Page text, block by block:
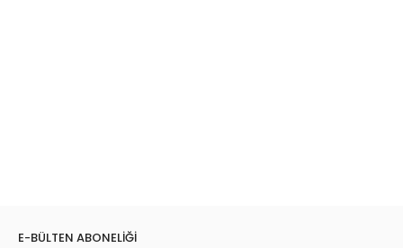
E-BÜLTEN ABONELİĞİ